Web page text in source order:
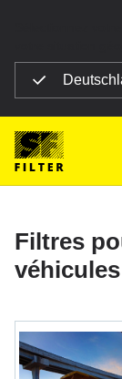
SF-Filter
SF Filter
Filtres
véhicules